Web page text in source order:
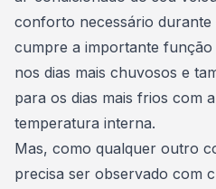
conforto necessário durante
cumpre a importante
nos dias mais chuvosos e
para os dias mais frios com
temperatura interna.
Mas, como qualquer outro
precisa ser observado com